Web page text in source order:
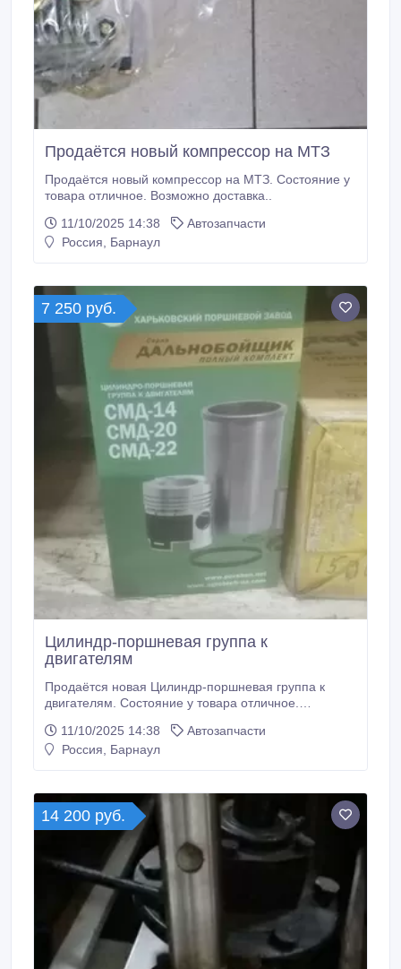
Продаётся новый компрессор на МТЗ
Продаётся новый компрессор на МТЗ. Состояние у
товара отличное. Возможно доставка..
11/10/2025 14:38
Автозапчасти
Россия, Барнаул
7 250 руб.
Цилиндр-поршневая группа к
двигателям
Продаётся новая Цилиндр-поршневая группа к
двигателям. Состояние у товара отличное.
11/10/2025 14:38
Автозапчасти
Россия, Барнаул
14 200 руб.